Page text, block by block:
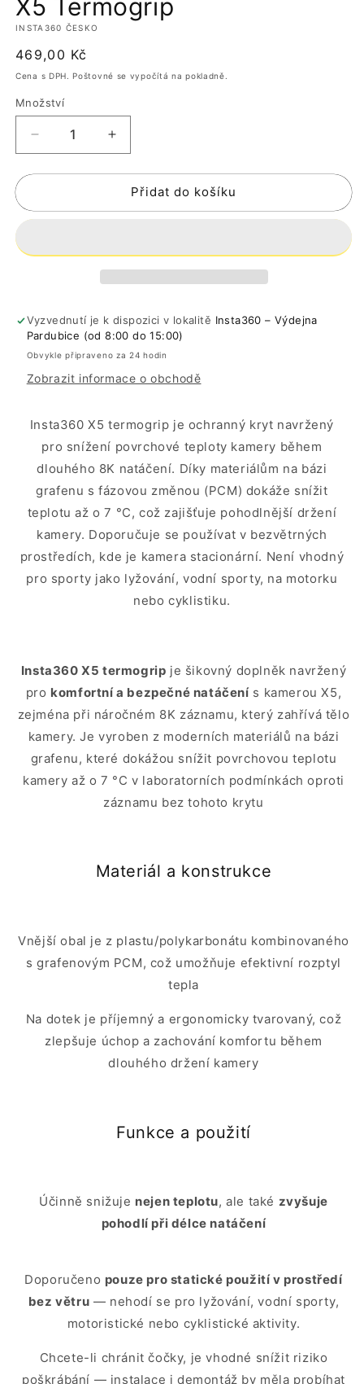
okně
X5 Termogrip
INSTA360 ČESKO
Běžná
cena
469,00 Kč
Cena s DPH. Poštovné se vypočítá na pokladně.
Množství
množství
produktu
Termogrip
Zvýšit
množství
produktu
Termogrip
Přidat do košíku
Vyzvednutí je k dispozici v lokalitě Insta360 – Výdejna
Pardubice (od 8:00 do 15:00)
Obvykle připraveno za 24 hodin
Zobrazit informace o obchodě
Insta360 X5 termogrip je ochranný kryt navržený
pro snížení povrchové teploty kamery během
dlouhého 8K natáčení. Díky materiálům na bázi
grafenu s fázovou změnou (PCM) dokáže snížit
teplotu až o 7 °C, což zajišťuje pohodlnější držení
kamery. Doporučuje se používat v bezvětrných
prostředích, kde je kamera stacionární. Není vhodný
pro sporty jako lyžování, vodní sporty, na motorku
nebo cyklistiku.
Insta360 X5 termogrip je šikovný doplněk navržený
pro komfortní a bezpečné natáčení s kamerou X5,
zejména při náročném 8K záznamu, který zahřívá tělo
kamery. Je vyroben z moderních materiálů na bázi
grafenu, které dokážou snížit povrchovou teplotu
kamery až o 7 °C v laboratorních podmínkách oproti
záznamu bez tohoto krytu
Materiál a konstrukce
Vnější obal je z plastu/polykarbonátu kombinovaného
s grafenovým PCM, což umožňuje efektivní rozptyl
tepla
Na dotek je příjemný a ergonomicky tvarovaný, což
zlepšuje úchop a zachování komfortu během
dlouhého držení kamery
Funkce a použití
Účinně snižuje nejen teplotu, ale také zvyšuje
pohodlí při délce natáčení
Doporučeno pouze pro statické použití v prostředí
bez větru — nehodí se pro lyžování, vodní sporty,
motoristické nebo cyklistické aktivity.
Chcete-li chránit čočky, je vhodné snížit riziko
poškrábání — instalace i demontáž by měla probíhat